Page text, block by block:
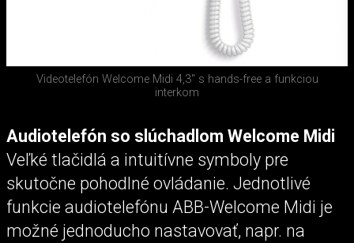
Videotelefón Welcome Midi 4,3″ s hands-free a funkciou
interkom
Audiotelefón so slúchadlom Welcome Midi
Veľké tlačidlá a intuitívne symboly pre
skutočne pohodlné ovládanie. Jednotlivé
funkcie audiotelefónu ABB-Welcome Midi je
možné jednoducho nastavovať, napr. na